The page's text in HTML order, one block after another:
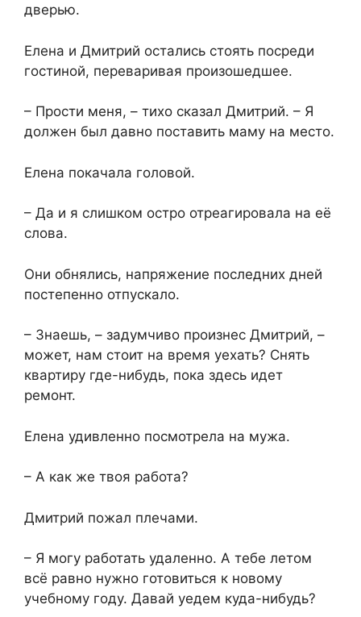
дверью.
Елена и Дмитрий остались стоять посреди
гостиной, переваривая произошедшее.
– Прости меня, – тихо сказал Дмитрий. – Я
должен был давно поставить маму на место.
Елена покачала головой.
– Да и я слишком остро отреагировала на её
слова.
Они обнялись, напряжение последних дней
постепенно отпускало.
– Знаешь, – задумчиво произнес Дмитрий, –
может, нам стоит на время уехать? Снять
квартиру где-нибудь, пока здесь идет
ремонт.
Елена удивленно посмотрела на мужа.
– А как же твоя работа?
Дмитрий пожал плечами.
– Я могу работать удаленно. А тебе летом
всё равно нужно готовиться к новому
учебному году. Давай уедем куда-нибудь?